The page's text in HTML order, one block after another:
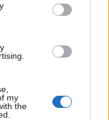
my
the